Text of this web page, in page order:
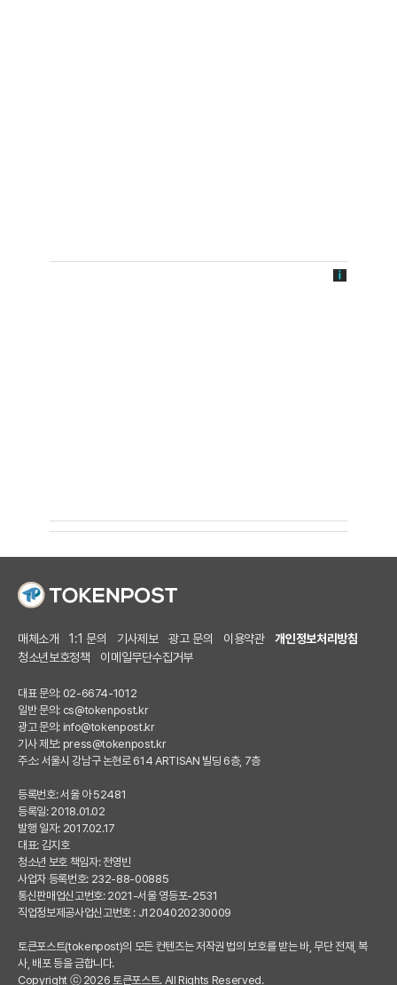
매체소개 1:1 문의 기사제보 광고 문의 이용약관
개인정보처리방침
청소년보호정책
이메일무단수집거부
대표 문의: 02-6674-1012
일반 문의: cs@tokenpost.kr
광고 문의: info@tokenpost.kr
기사 제보: press@tokenpost.kr
주소: 서울시 강남구 논현로 614 ARTISAN 빌딩 6층, 7층
등록번호: 서울 아 52481
등록일: 2018.01.02
발행 일자: 2017.02.17
대표: 김지호
청소년 보호 책임자: 전영빈
사업자 등록번호: 232-88-00885
통신판매업신고번호: 2021-서울 영등포-2531
직업정보제공사업신고번호 : J1204020230009
토큰포스트(tokenpost)의 모든 컨텐츠는 저작권 법의 보호를 받는 바, 무단 전재, 복
사, 배포 등을 금합니다.
Copyright ⓒ 2026 토큰포스트. All Rights Reserved.